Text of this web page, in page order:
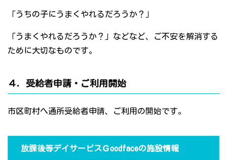
「うちの子にうまくやれるだろうか？」
「うまくやれるだろうか？」などなど、ご不安を解消する
ために大切なものです。
４．受給者申請・ご利用開始
市区町村へ通所受給者申請、ご利用の開始です。
放課後等デイサービスＧoodfaceの施設情報